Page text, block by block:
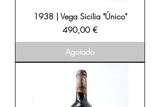
1938 | Vega Sicilia "Único"
Precio
490,00 €
Agotado